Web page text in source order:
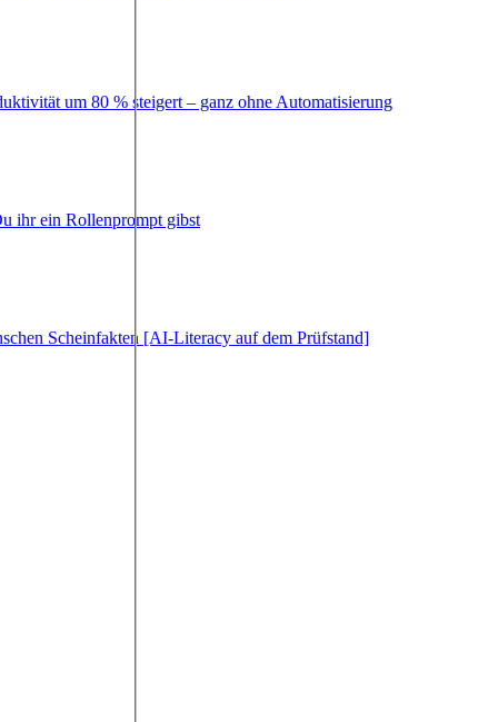
um 80 % steigert – ganz ohne Automatisierung
ihr ein Rollenprompt gibst
Scheinfakten [AI-Literacy auf dem Prüfstand]